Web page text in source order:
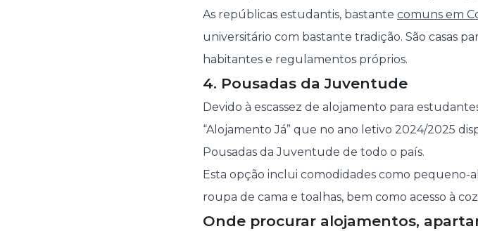
As repúblicas estudantis, bastante comuns em
universitário com bastante tradição. São casas
habitantes e regulamentos próprios.
4. Pousadas da Juventude
Devido à escassez de alojamento para
“Alojamento Já” que no ano letivo 2024/2025
Pousadas da Juventude de todo o país.
Esta opção inclui comodidades como pequeno-
roupa de cama e toalhas, bem como acesso à
Onde procurar alojamentos,